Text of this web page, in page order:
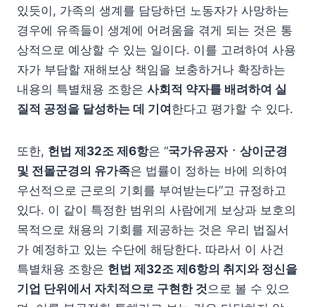
있듯이, 가족의 생계를 담당하던 노동자가 사망하는
경우에 유족들이 생계에 어려움을 겪게 되는 것은 통
상적으로 예상할 수 있는 일이다. 이를 고려하여 사용
자가 부담할 재해보상 책임을 보충하거나 확장하는
내용의 특별채용 조항은 사회적 약자를 배려하여 실
질적 공정을 달성하는 데 기여한다고 평가할 수 있다.
또한, 헌법 제32조 제6항은 “국가유공자ㆍ상이군경
및 전몰군경의 유가족은 법률이 정하는 바에 의하여
우선적으로 근로의 기회를 부여받는다”고 규정하고
있다. 이 같이 특정한 범위의 사람에게 보상과 보호의
목적으로 채용의 기회를 제공하는 것은 우리 법질서
가 예정하고 있는 수단에 해당한다. 따라서 이 사건
특별채용 조항은 헌법 제32조 제6항의 취지와 정신을
기업 단위에서 자치적으로 구현한 것 으로 볼 수 있으